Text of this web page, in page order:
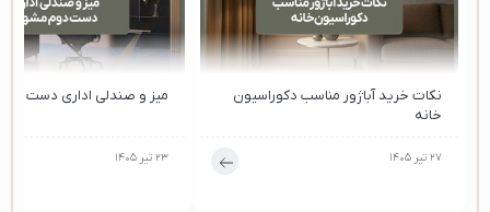
نکات خرید آباژور مناسب دکوراسیون
خانه
۲۷ تیر ۱۴۰۵
میز و صندلی اداری دست
۲۳ تیر ۱۴۰۵